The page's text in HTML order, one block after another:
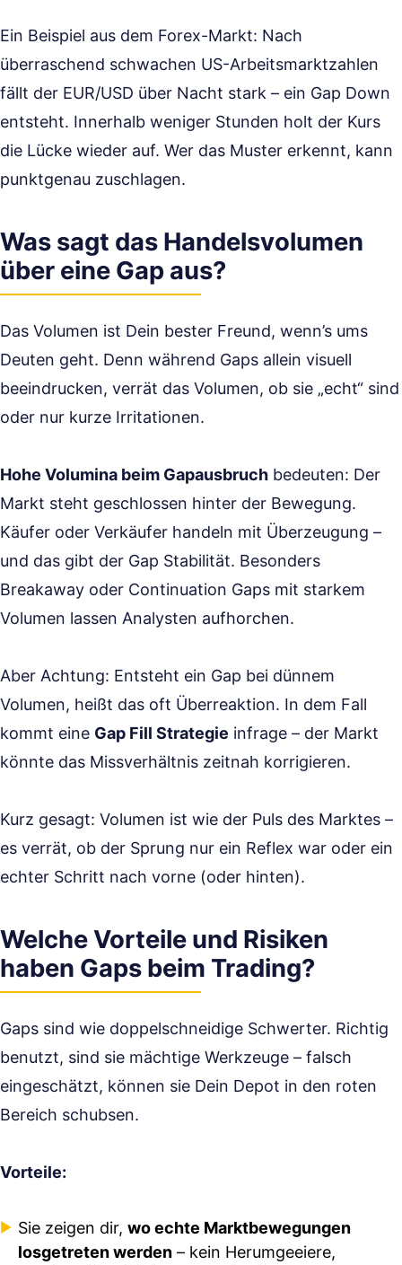
Ein Beispiel aus dem Forex-Markt: Nach
überraschend schwachen US-Arbeitsmarktzahlen
fällt der EUR/USD über Nacht stark – ein Gap Down
entsteht. Innerhalb weniger Stunden holt der Kurs
die Lücke wieder auf. Wer das Muster erkennt, kann
punktgenau zuschlagen.
Was sagt das Handelsvolumen
über eine Gap aus?
Das Volumen ist Dein bester Freund, wenn’s ums
Deuten geht. Denn während Gaps allein visuell
beeindrucken, verrät das Volumen, ob sie „echt“ sind
oder nur kurze Irritationen.
Hohe Volumina beim Gapausbruch bedeuten: Der
Markt steht geschlossen hinter der Bewegung.
Käufer oder Verkäufer handeln mit Überzeugung –
und das gibt der Gap Stabilität. Besonders
Breakaway oder Continuation Gaps mit starkem
Volumen lassen Analysten aufhorchen.
Aber Achtung: Entsteht ein Gap bei dünnem
Volumen, heißt das oft Überreaktion. In dem Fall
kommt eine Gap Fill Strategie infrage – der Markt
könnte das Missverhältnis zeitnah korrigieren.
Kurz gesagt: Volumen ist wie der Puls des Marktes –
es verrät, ob der Sprung nur ein Reflex war oder ein
echter Schritt nach vorne (oder hinten).
Welche Vorteile und Risiken
haben Gaps beim Trading?
Gaps sind wie doppelschneidige Schwerter. Richtig
benutzt, sind sie mächtige Werkzeuge – falsch
eingeschätzt, können sie Dein Depot in den roten
Bereich schubsen.
Vorteile:
Sie zeigen dir, wo echte Marktbewegungen
losgetreten werden – kein Herumgeeiere,